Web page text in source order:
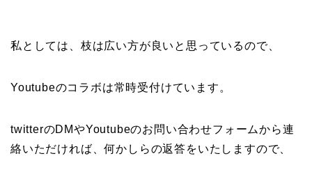
私としては、枝は広い方が良いと思っているので、
Youtubeのコラボは常時受付けています。
twitterのDMやYoutubeのお問い合わせフォームから連
絡いただければ、何かしらの返答をいたしますので、